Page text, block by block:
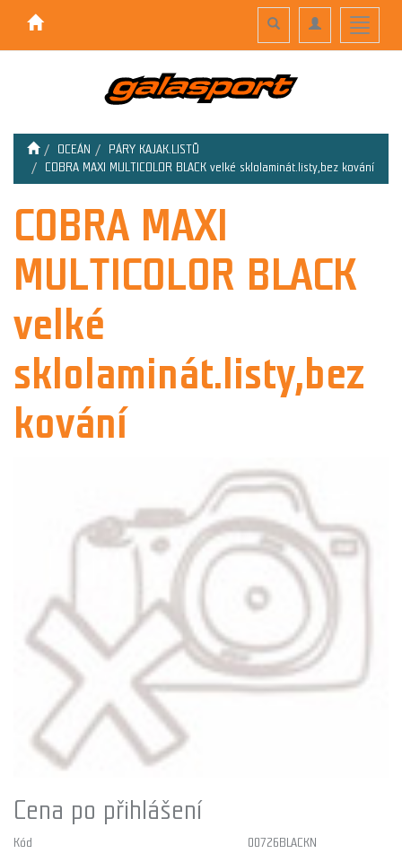
Toggle
Toggle
navigation
Toggle
search
OCEÁN
PÁRY KAJAK.LISTŮ
COBRA MAXI MULTICOLOR BLACK velké sklolaminát.listy,bez kování
COBRA MAXI
MULTICOLOR BLACK
velké
sklolaminát.listy,bez
kování
Cena po přihlášení
Kód 00726BLACKN